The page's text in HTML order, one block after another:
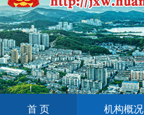
首 页 机构概况